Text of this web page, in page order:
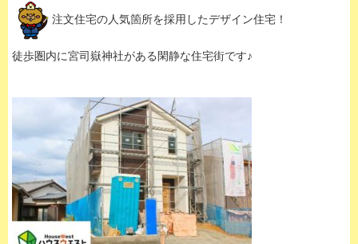
注文住宅の人気箇所を採用したデザイン住宅！
徒歩圏内に宮司嶽神社がある閑静な住宅街です♪